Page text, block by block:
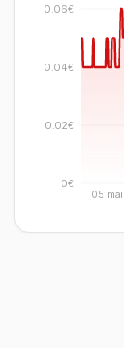
05 mai
0€
0.02€
0.04€
0.06€